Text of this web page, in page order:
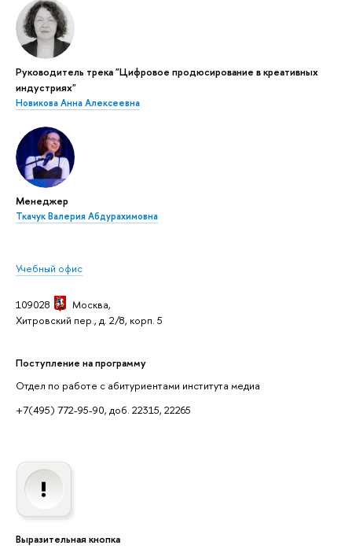
Руководитель трека "Цифровое продюсирование в креативных
индустриях"
Новикова Анна Алексеевна
Менеджер
Ткачук Валерия Абдурахимовна
Учебный офис
109028
Москва,
Хитровский пер., д. 2/8, корп. 5
Поступление на программу
Отдел по работе с абитуриентами института медиа
+7(495) 772-95-90, доб. 22315, 22265
Выразительная кнопка